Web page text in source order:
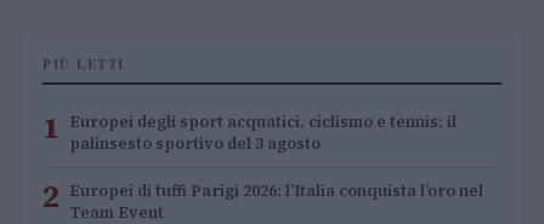
PIÙ LETTI
1 Europei degli sport acquatici, ciclismo e tennis: il
palinsesto sportivo del 3 agosto
2 Europei di tuffi Parigi 2026: l’Italia conquista l’oro nel
Team Event